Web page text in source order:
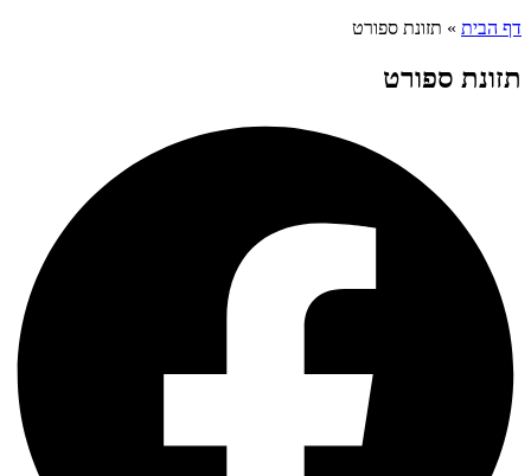
דף הבית » תזונת ספורט
תזונת ספורט